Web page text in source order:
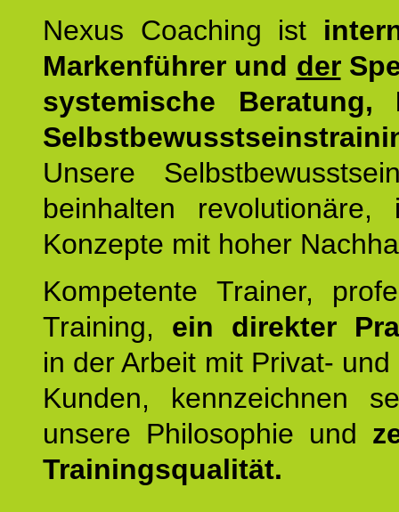
Nexus Coaching ist
Markenführer und der
systemische Beratung,
Unsere
beinhalten revolutionäre,
Konzepte mit hoher
Kompetente Trainer,
Training, ein direkter
in der Arbeit mit Privat-
Kunden, kennzeichnen
unsere Philosophie und
Trainingsqualität.